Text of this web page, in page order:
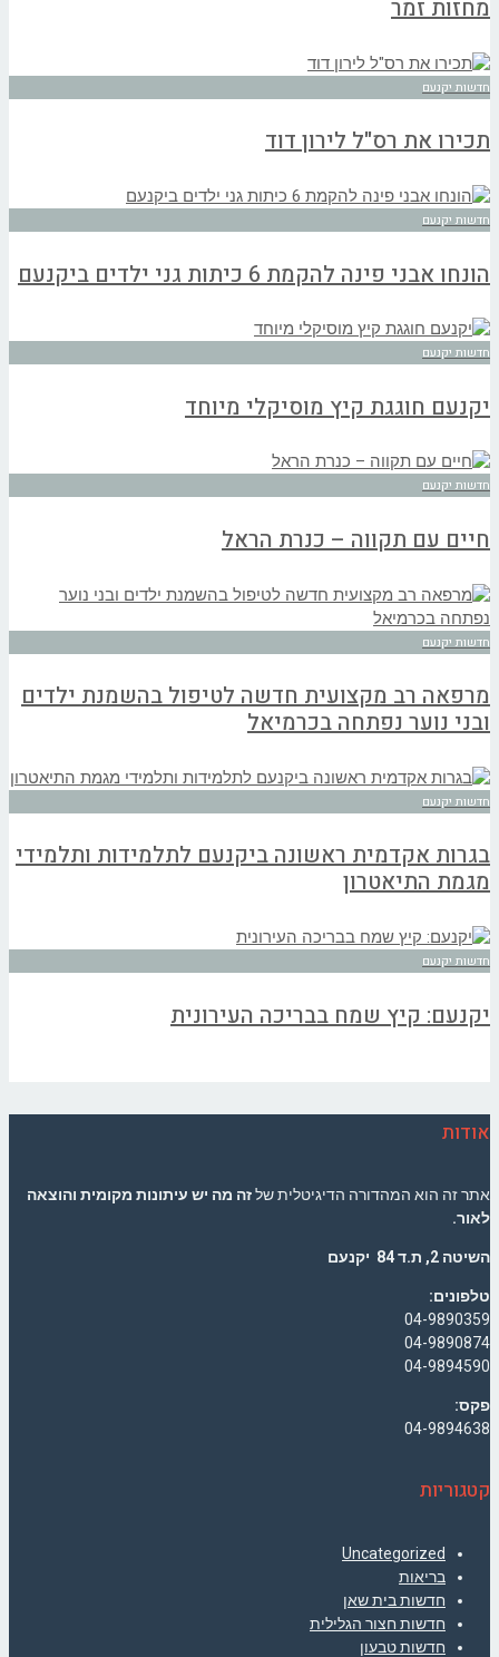
מחזות זמר
חדשות יקנעם
תכירו את רס"ל לירון דוד
חדשות יקנעם
הונחו אבני פינה להקמת 6 כיתות גני ילדים ביקנעם
חדשות יקנעם
יקנעם חוגגת קיץ מוסיקלי מיוחד
חדשות יקנעם
חיים עם תקווה – כנרת הראל
חדשות יקנעם
מרפאה רב מקצועית חדשה לטיפול בהשמנת ילדים
ובני נוער נפתחה בכרמיאל
חדשות יקנעם
בגרות אקדמית ראשונה ביקנעם לתלמידות ותלמידי
מגמת התיאטרון
חדשות יקנעם
יקנעם: קיץ שמח בבריכה העירונית
אודות
אתר זה הוא המהדורה הדיגיטלית שלזה מה יש עיתונות מקומית והוצאה
לאור.
השיטה 2, ת.ד 84 יקנעם
טלפונים:
04-9890359
04-9890874
04-9894590
פקס:
04-9894638
קטגוריות
Uncategorized
בריאות
חדשות בית שאן
חדשות חצור הגלילית
חדשות טבעון